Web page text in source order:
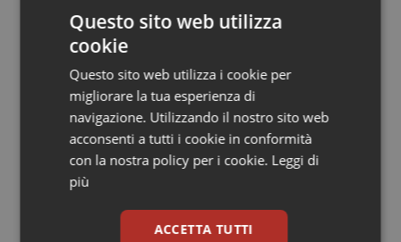
Umbria
Valle D’Aosta
Veneto
Oftalmologia
Oncodermatologia
Oncoematologia
Oncologia & Nutrizione
Psoriasi & pelle
San Raffaele di Milano. Ispezioni e
criticità riscontrate, stop al
laboratorio di Embriologia
Ultime analisi e review da QS Pro
Gold
Cloud sanitario: infrastrutture,
Questo sito web utilizza
cookie
Questo sito web utilizza i cookie per
migliorare la tua esperienza di
navigazione. Utilizzando il nostro sito web
acconsenti a tutti i cookie in conformità
con la nostra policy per i cookie. Leggi di
più
ACCETTA TUTTI